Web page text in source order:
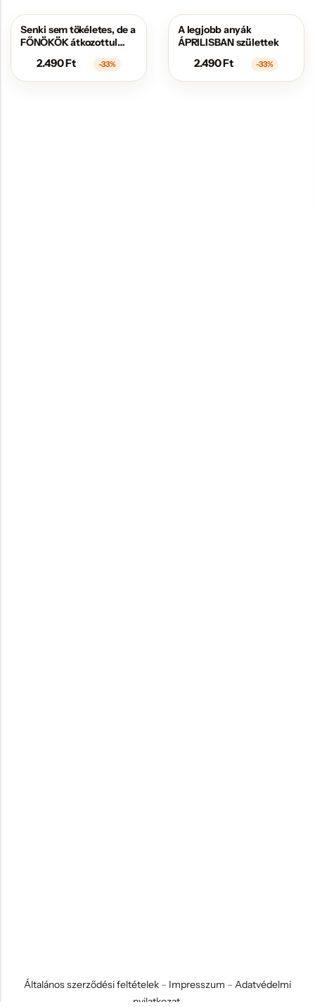
AKCIÓS
Senki sem tökéletes, de a
FŐNÖKÖK átkozottul
közel állnak hozzá
2.490Ft -33%
AKCIÓS
A legjobb anyák
ÁPRILISBAN születtek
2.490Ft -33%
Általános szerződési feltételek – Impresszum – Adatvédelmi
nyilatkozat